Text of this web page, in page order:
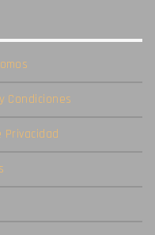
Condiciones
Privacidad